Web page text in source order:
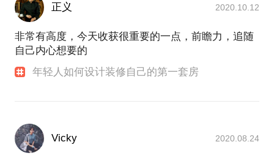
正义 2020.10.12
非常有高度，今天收获很重要的一点，前瞻力，追随
自己内心想要的
年轻人如何设计装修自己的第一套房
Vicky 2020.08.24